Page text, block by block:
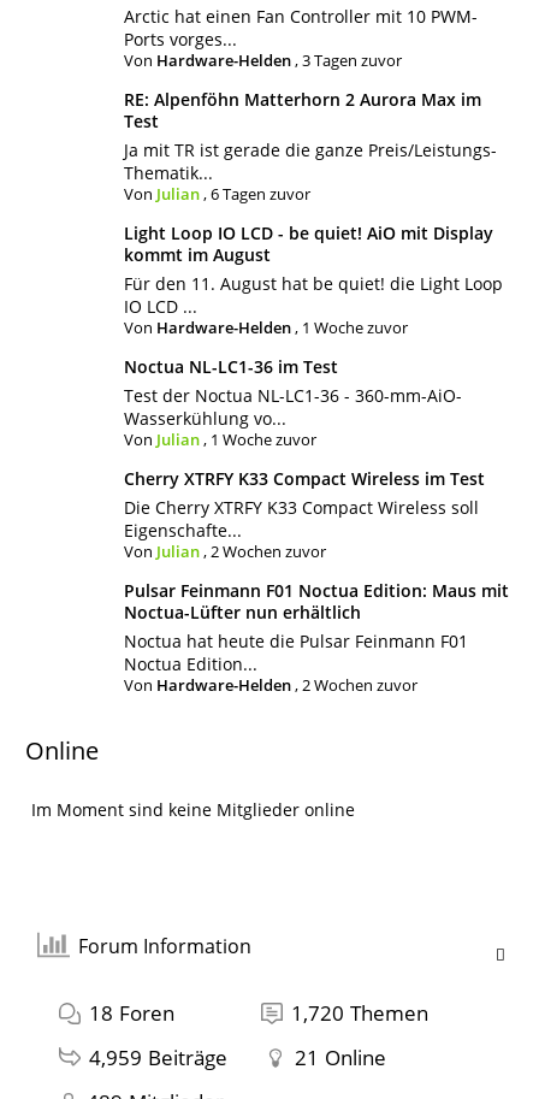
Arctic hat einen Fan Controller mit 10 PWM-
Ports vorges...
Von Hardware-Helden,3 Tagen zuvor
RE: Alpenföhn Matterhorn 2 Aurora Max im
Test
Ja mit TR ist gerade die ganze Preis/Leistungs-
Thematik...
Von Julian,6 Tagen zuvor
Light Loop IO LCD - be quiet! AiO mit Display
kommt im August
Für den 11. August hat be quiet! die Light Loop
IO LCD ...
Von Hardware-Helden, 1 Woche zuvor
Noctua NL-LC1-36 im Test
Test der Noctua NL-LC1-36 - 360-mm-AiO-
Wasserkühlung vo...
Von Julian, 1 Woche zuvor
Cherry XTRFY K33 Compact Wireless im Test
Die Cherry XTRFY K33 Compact Wireless soll
Eigenschafte...
Von Julian,2 Wochen zuvor
Pulsar Feinmann F01 Noctua Edition: Maus mit
Noctua-Lüfter nun erhältlich
Noctua hat heute die Pulsar Feinmann F01
Noctua Edition...
Von Hardware-Helden,2 Wochen zuvor
Online
Im Moment sind keine Mitglieder online
Forum Information
18 Foren 1,720 Themen
4,959 Beiträge 21 Online